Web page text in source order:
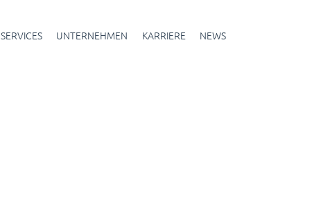
SERVICES UNTERNEHMEN KARRIERE NEWS